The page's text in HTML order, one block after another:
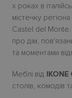
х роках в
містечку
Castel del
про дім,
та моментами
Меблі від IKONE
столів, комодів